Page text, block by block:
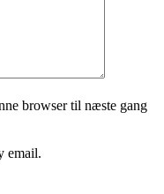
browser til næste gang
email.